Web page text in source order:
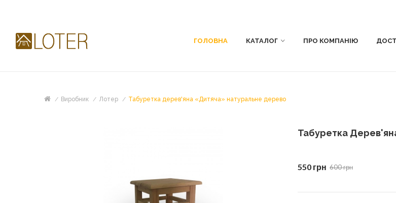
ГОЛОВНА КАТАЛОГ ПРО КОМПАНІЮ
Виробник Лотер Табуретка дерев'яна «Дитяча» натуральне дерево
Табуретка
550 грн 600 грн